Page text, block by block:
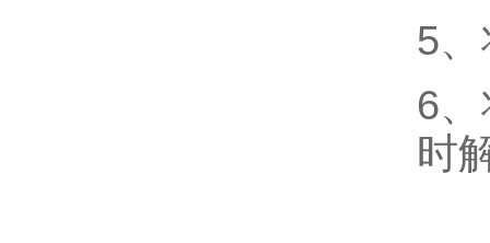
5
6
时